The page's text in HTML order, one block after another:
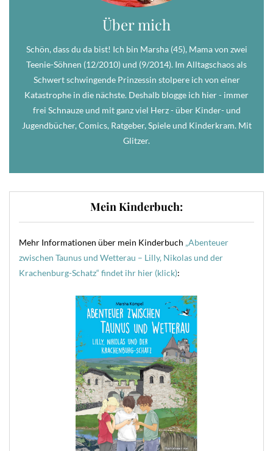
Über mich
Schön, dass du da bist! Ich bin Marsha (45), Mama von zwei
Teenie-Söhnen (12/2010) und (9/2014). Im Alltagschaos als
Schwert schwingende Prinzessin stolpere ich von einer
Katastrophe in die nächste. Deshalb blogge ich hier - immer
frei Schnauze und mit ganz viel Herz - über Kinder- und
Jugendbücher, Comics, Ratgeber, Spiele und Kinderkram. Mit
Glitzer.
Mein Kinderbuch:
Mehr Informationen über mein Kinderbuch „Abenteuer
zwischen Taunus und Wetterau – Lilly, Nikolas und der
Krachenburg-Schatz“ findet ihr hier (klick):